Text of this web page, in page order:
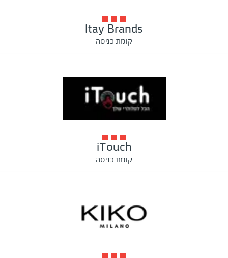
Itay Brands
קומת כניסה
iTouch
קומת כניסה